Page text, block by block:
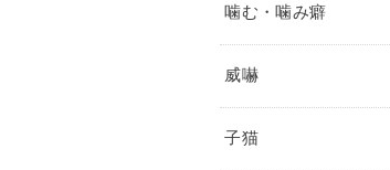
噛む・噛み癖
威嚇
子猫